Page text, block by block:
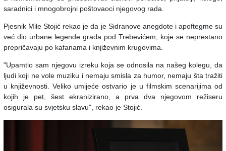
saradnici i mnogobrojni poštovaoci njegovog rada.
Pjesnik Mile Stojić rekao je da je Sidranove anegdote i apoftegme su
već dio urbane legende grada pod Trebevićem, koje se neprestano
prepričavaju po kafanama i književnim krugovima.
"Upamtio sam njegovu izreku koja se odnosila na našeg kolegu, da
ljudi koji ne vole muziku i nemaju smisla za humor, nemaju šta tražiti
u književnosti. Veliko umijeće ostvario je u filmskim scenarijima od
kojih je pet, šest ekranizirano, a prva dva njegovom režiseru
osigurala su svjetsku slavu", rekao je Stojić.